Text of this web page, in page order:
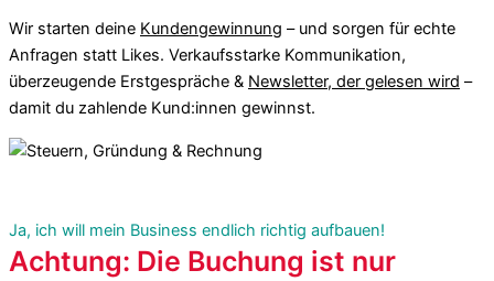
Wir starten deine Kundengewinnung – und sorgen für echte
Anfragen statt Likes. Verkaufsstarke Kommunikation,
überzeugende Erstgespräche & Newsletter, der gelesen wird –
damit du zahlende Kund:innen gewinnst.
Ja, ich will mein Business endlich richtig aufbauen!
Achtung: Die Buchung ist nur